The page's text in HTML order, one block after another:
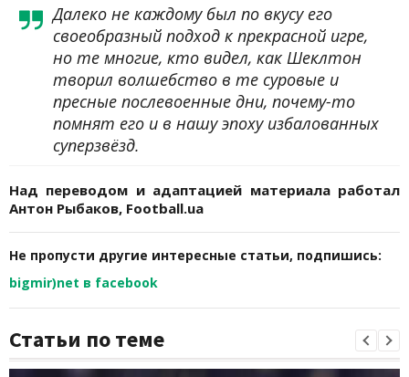
Далеко не каждому был по вкусу его
своеобразный подход к прекрасной игре,
но те многие, кто видел, как Шеклтон
творил волшебство в те суровые и
пресные послевоенные дни, почему-то
помнят его и в нашу эпоху избалованных
суперзвёзд.
Над переводом и адаптацией материала работал
Антон Рыбаков, Football.ua
Не пропусти другие интересные статьи, подпишись:
bigmir)net в facebook
Статьи по теме